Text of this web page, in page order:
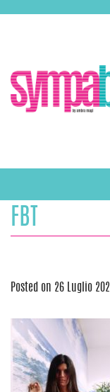
CAPPELLI INVERNALI DONNA
FBT
Posted on 26 Luglio